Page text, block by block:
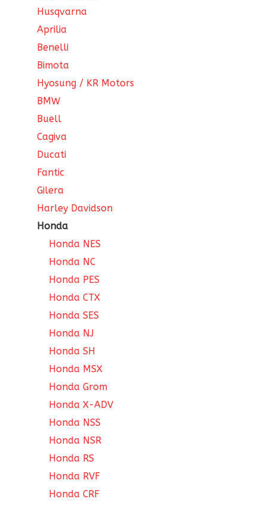
Husqvarna
Aprilia
Benelli
Bimota
Hyosung / KR Motors
BMW
Buell
Cagiva
Ducati
Fantic
Gilera
Harley Davidson
Honda
Honda NES
Honda NC
Honda PES
Honda CTX
Honda SES
Honda NJ
Honda SH
Honda MSX
Honda Grom
Honda X-ADV
Honda NSS
Honda NSR
Honda RS
Honda RVF
Honda CRF